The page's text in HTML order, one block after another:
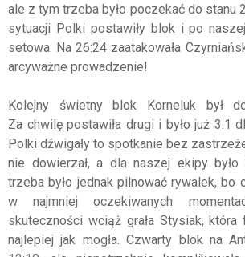
ale z tym trzeba było poczekać do stanu
sytuacji Polki postawiły blok i po
setowa. Na 26:24 zaatakowała
arcyważne prowadzenie!
Kolejny świetny blok Korneluk był
Za chwilę postawiła drugi i było już 3:1
Polki dźwigały to spotkanie bez
nie dowierzał, a dla naszej ekipy było
trzeba było jednak pilnować rywalek, bo
w najmniej oczekiwanych
skuteczności wciąż grała Stysiak, która
najlepiej jak mogła. Czwarty blok na